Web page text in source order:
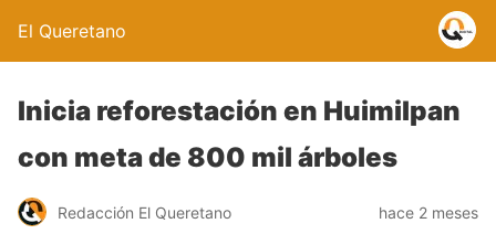
El Queretano
Inicia reforestación en Huimilpan
con meta de 800 mil árboles
Redacción El Queretano hace 2 meses